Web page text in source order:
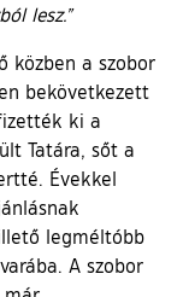
lesz.”
közben a szobor
bekövetkezett
ki a
Tatára, sőt a
Évekkel
legméltóbb
A szobor